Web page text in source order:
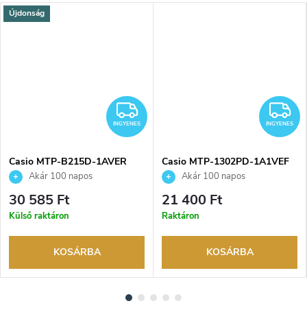
Újdonság
INGYENES
INGYENES
Casio MTP-B215D-1AVER
karóraAkár 100 napos
visszaküldési lehetőség. Hivatalos
márkakereskedő.
30 585 Ft
Külső raktáron
KOSÁRBA
INGYENES
Casio MTP-1302PD-1A1VEF
karóraAkár 100 napos
visszaküldési lehetőség. Hivatalos
márkakereskedő.
21 400 Ft
Raktáron
KOSÁRBA